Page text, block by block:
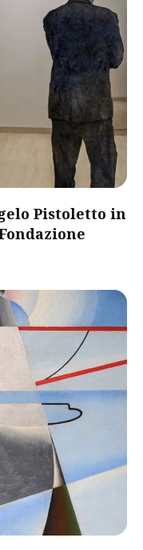
Pistoletto in